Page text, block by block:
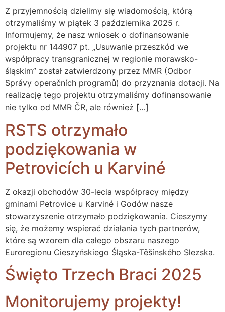
Z przyjemnością dzielimy się wiadomością, którą
otrzymaliśmy w piątek 3 października 2025 r.
Informujemy, że nasz wniosek o dofinansowanie
projektu nr 144907 pt. „Usuwanie przeszkód we
współpracy transgranicznej w regionie morawsko-
śląskim” został zatwierdzony przez MMR (Odbor
Správy operačních programů) do przyznania dotacji. Na
realizację tego projektu otrzymaliśmy dofinansowanie
nie tylko od MMR ČR, ale również […]
RSTS otrzymało
podziękowania w
Petrovicích u Karviné
Z okazji obchodów 30-lecia współpracy między
gminami Petrovice u Karviné i Godów nasze
stowarzyszenie otrzymało podziękowania. Cieszymy
się, że możemy wspierać działania tych partnerów,
które są wzorem dla całego obszaru naszego
Euroregionu Cieszyńskiego Śląska-Těšínského Slezska.
Święto Trzech Braci 2025
Monitorujemy projekty!